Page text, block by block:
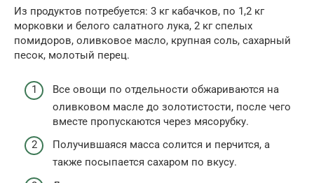
Из продуктов потребуется: 3 кг кабачков, по 1,2 кг
морковки и белого салатного лука, 2 кг спелых
помидоров, оливковое масло, крупная соль, сахарный
песок, молотый перец.
Все овощи по отдельности обжариваются на
оливковом масле до золотистости, после чего
вместе пропускаются через мясорубку.
Получившаяся масса солится и перчится, а
также посыпается сахаром по вкусу.